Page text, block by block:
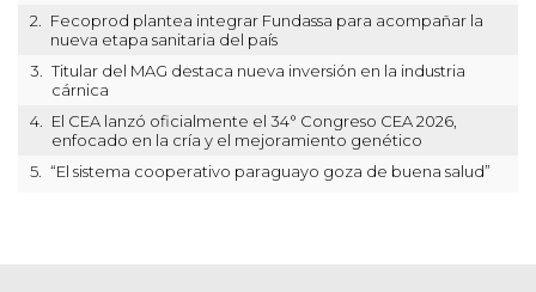
2.
Fecoprod plantea integrar Fundassa para acompañar la
nueva etapa sanitaria del país
3.
Titular del MAG destaca nueva inversión en la industria
cárnica
4.
El CEA lanzó oficialmente el 34° Congreso CEA 2026,
enfocado en la cría y el mejoramiento genético
5.
“El sistema cooperativo paraguayo goza de buena salud”